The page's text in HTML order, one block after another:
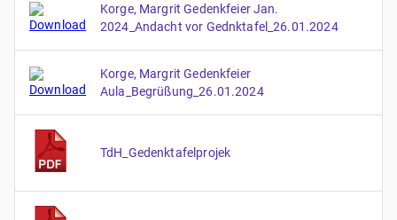
Korge, Margrit Gedenkfeier Jan.
2024_Andacht vor Gednktafel_26.01.2024
Korge, Margrit Gedenkfeier
Aula_Begrüßung_26.01.2024
TdH_Gedenktafelprojek